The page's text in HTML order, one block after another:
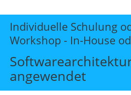
Start
Themen
Individuelle Schulungen
Individuelle Schulung
Workshop - In-House
angewendet